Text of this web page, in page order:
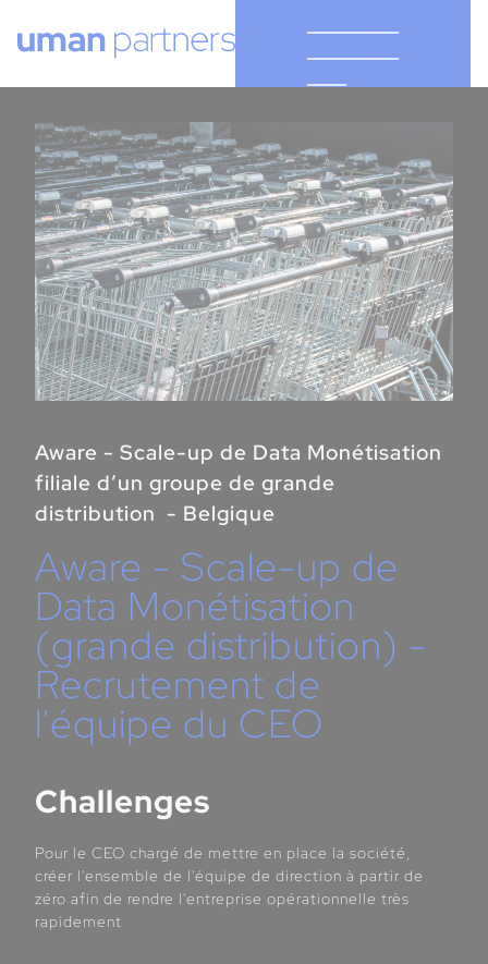
Aware - Scale-up de Data Monétisation
filiale d’un groupe de grande
distribution - Belgique
Aware - Scale-up de
Data Monétisation
(grande distribution) -
Recrutement de
l'équipe du CEO
Challenges
Pour le CEO chargé de mettre en place la société,
créer l'ensemble de l'équipe de direction à partir de
zéro afin de rendre l'entreprise opérationnelle très
rapidement